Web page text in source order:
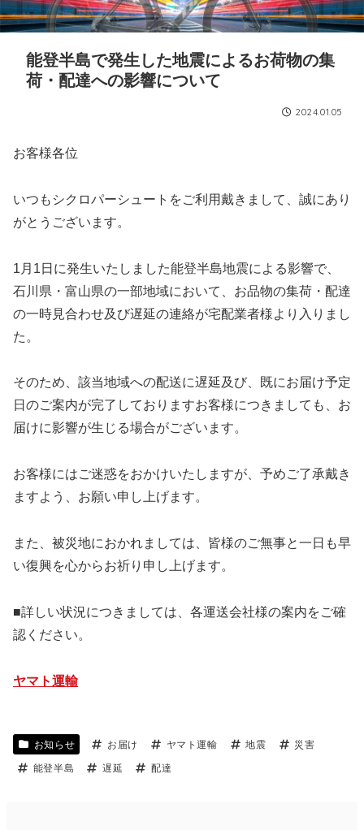
能登半島で発生した地震によるお荷物の集
荷・配達への影響について
2024.01.05
お客様各位
いつもシクロパーシュートをご利用戴きまして、誠にあり
がとうございます。
1月1日に発生いたしました能登半島地震による影響で、
石川県・富山県の一部地域において、お品物の集荷・配達
の一時見合わせ及び遅延の連絡が宅配業者様より入りまし
た。
そのため、該当地域への配送に遅延及び、既にお届け予定
日のご案内が完了しておりますお客様につきましても、お
届けに影響が生じる場合がございます。
お客様にはご迷惑をおかけいたしますが、予めご了承戴き
ますよう、お願い申し上げます。
また、被災地におかれましては、皆様のご無事と一日も早
い復興を心からお祈り申し上げます。
■詳しい状況につきましては、各運送会社様の案内をご確
認ください。
ヤマト運輸
お知らせ お届け ヤマト運輸 地震
災害
能登半島
遅延 配達